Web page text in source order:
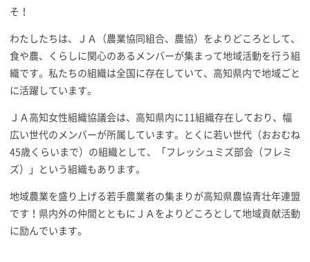
そ！
わたしたちは、ＪＡ（農業協同組合、農協）をよりどころとして、
食や農、くらしに関心のあるメンバーが集まって地域活動を行う組
織です。私たちの組織は全国に存在していて、高知県内で地域ごと
に活躍しています。
ＪＡ高知女性組織協議会は、高知県内に11組織存在しており、幅
広い世代のメンバーが所属しています。とくに若い世代（おおむね
45歳くらいまで）の組織として、「フレッシュミズ部会（フレミ
ズ）」という組織もあります。
地域農業を盛り上げる若手農業者の集まりが高知県農協青壮年連盟
です！県内外の仲間とともにＪＡをよりどころとして地域貢献活動
に励んでいます。